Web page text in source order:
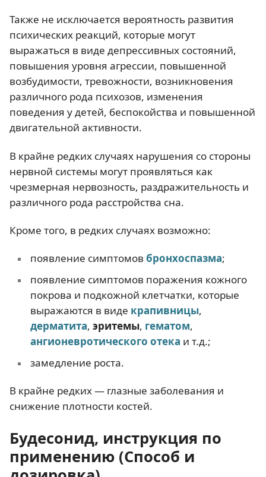
Также не исключается вероятность развития
психических реакций, которые могут
выражаться в виде депрессивных состояний,
повышения уровня агрессии, повышенной
возбудимости, тревожности, возникновения
различного рода психозов, изменения
поведения у детей, беспокойства и повышенной
двигательной активности.
В крайне редких случаях нарушения со стороны
нервной системы могут проявляться как
чрезмерная нервозность, раздражительность и
различного рода расстройства сна.
Кроме того, в редких случаях возможно:
появление симптомов бронхоспазма;
появление симптомов поражения кожного
покрова и подкожной клетчатки, которые
выражаются в виде крапивницы,
дерматита, эритемы, гематом,
ангионевротического отека и т.д.;
замедление роста.
В крайне редких — глазные заболевания и
снижение плотности костей.
Будесонид, инструкция по
применению (Способ и